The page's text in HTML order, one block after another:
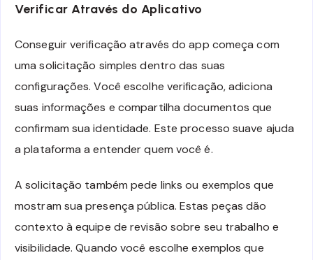
Verificar Através do Aplicativo
Conseguir verificação através do app começa com
uma solicitação simples dentro das suas
configurações. Você escolhe verificação, adiciona
suas informações e compartilha documentos que
confirmam sua identidade. Este processo suave ajuda
a plataforma a entender quem você é.
A solicitação também pede links ou exemplos que
mostram sua presença pública. Estas peças dão
contexto à equipe de revisão sobre seu trabalho e
visibilidade. Quando você escolhe exemplos que